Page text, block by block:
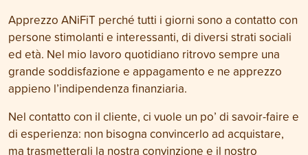
Apprezzo ANiFiT perché tutti i giorni sono a contatto con
persone stimolanti e interessanti, di diversi strati sociali
ed età. Nel mio lavoro quotidiano ritrovo sempre una
grande soddisfazione e appagamento e ne apprezzo
appieno l’indipendenza finanziaria.
Nel contatto con il cliente, ci vuole un po’ di savoir-faire e
di esperienza: non bisogna convincerlo ad acquistare,
ma trasmettergli la nostra convinzione e il nostro